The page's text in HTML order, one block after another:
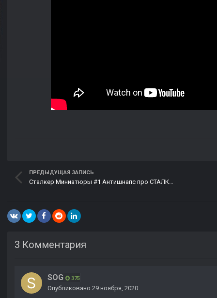
ПРЕДЫДУЩАЯ ЗАПИСЬ
3 Комментария
SOG 375
Опубликовано 29 ноября, 2020